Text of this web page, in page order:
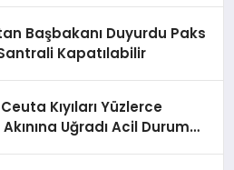
Başbakanı Duyurdu Paks
Kapatılabilir
Kıyıları Yüzlerce
Uğradı Acil Durum